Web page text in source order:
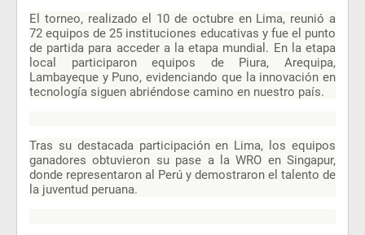
El torneo, realizado el 10 de octubre en Lima, reunió a
72 equipos de 25 instituciones educativas y fue el punto
de partida para acceder a la etapa mundial. En la etapa
local participaron equipos de Piura, Arequipa,
Lambayeque y Puno, evidenciando que la innovación en
tecnología siguen abriéndose camino en nuestro país.
Tras su destacada participación en Lima, los equipos
ganadores obtuvieron su pase a la WRO en Singapur,
donde representaron al Perú y demostraron el talento de
la juventud peruana.